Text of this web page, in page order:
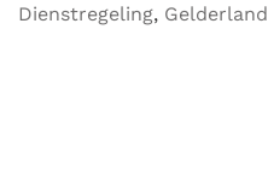
Dienstregeling, Gelderland